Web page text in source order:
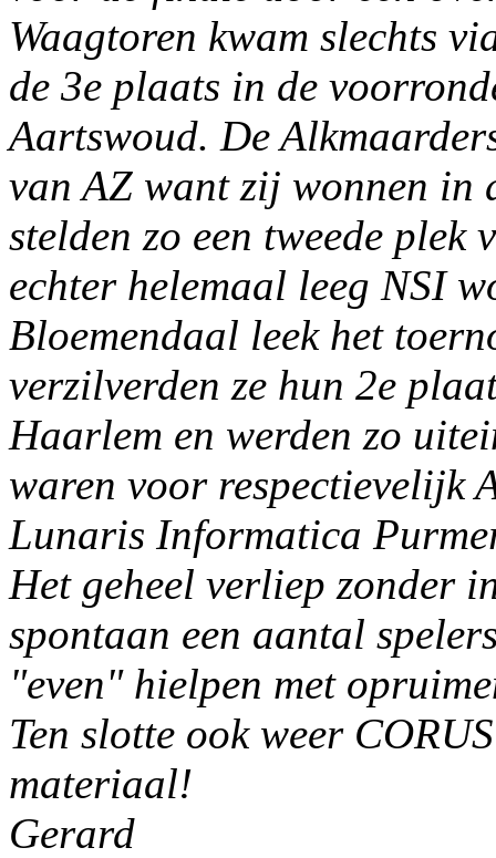
Waagtoren kwam slechts
de 3e plaats in de
Aartswoud. De
van AZ want zij wonnen in
stelden zo een tweede
echter helemaal leeg NSI
Bloemendaal leek het
verzilverden ze hun 2e
Haarlem en werden zo
waren voor respectievelijk
Lunaris Informatica
Het geheel verliep zonder
spontaan een aantal
"even" hielpen met
Ten slotte ook weer
materiaal!
Gerard